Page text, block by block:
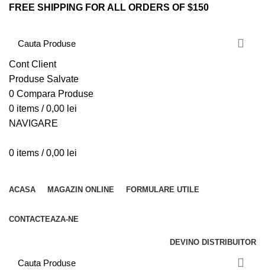
FREE SHIPPING FOR ALL ORDERS OF $150
Cont Client
Produse Salvate
0 Compara Produse
0 items / 0,00 lei
NAVIGARE
0 items / 0,00 lei
ACASA MAGAZIN ONLINE FORMULARE UTILE
CONTACTEAZA-NE
DEVINO DISTRIBUITOR